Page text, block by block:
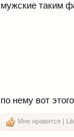
мужские таким
по нему вот
Мне нравится |